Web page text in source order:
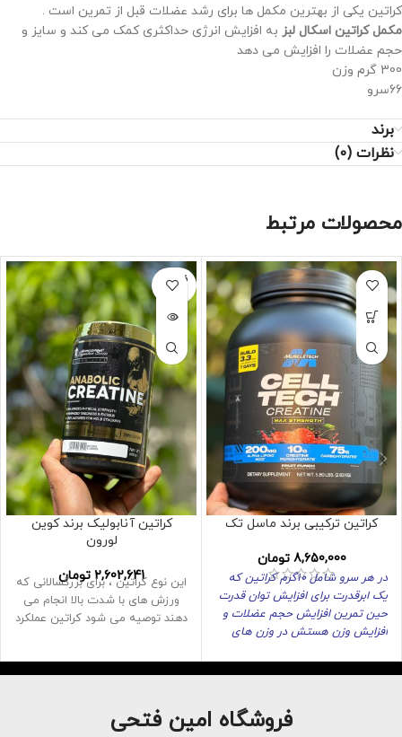
کراتین یکی از بهترین مکمل ها برای رشد عضلات قبل از تمرین است .
مکمل کراتین اسکال لبز به افزایش انرژی حداکثری کمک می کند و سایز و
حجم عضلات را افزایش می دهد
300 گرم وزن
66سرو
برند
نظرات (0)
محصولات مرتبط
کراتین ترکیبی برند ماسل تک
8,650,000 تومان
در هر سرو شامل 10گرم کراتین که
یک ابرقدرت برای افزایش توان قدرت
حین تمرین افزایش حجم عضلات و
افزایش وزن هستشدر وزن های
فروخته
شده
کراتین آنابولیک برند کوین
لورون
2,602,641 تومان
این نوع کراتین ، برای بزرگسالانی که
ورزش های با شدت بالا انجام می
دهند توصیه می شود کراتین عملکرد
فروشگاه امین فتحی